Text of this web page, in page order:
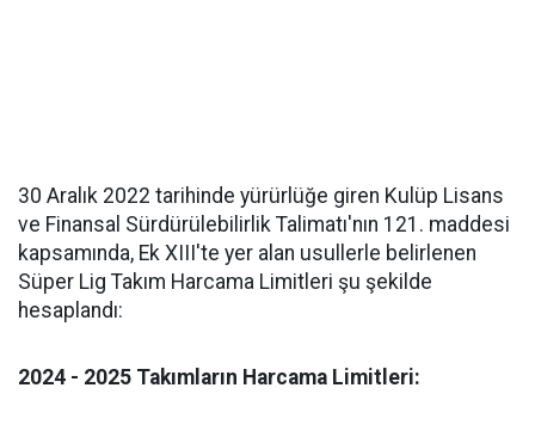
30 Aralık 2022 tarihinde yürürlüğe giren Kulüp Lisans
ve Finansal Sürdürülebilirlik Talimatı'nın 121. maddesi
kapsamında, Ek XIII'te yer alan usullerle belirlenen
Süper Lig Takım Harcama Limitleri şu şekilde
hesaplandı:
2024 - 2025 Takımların Harcama Limitleri: